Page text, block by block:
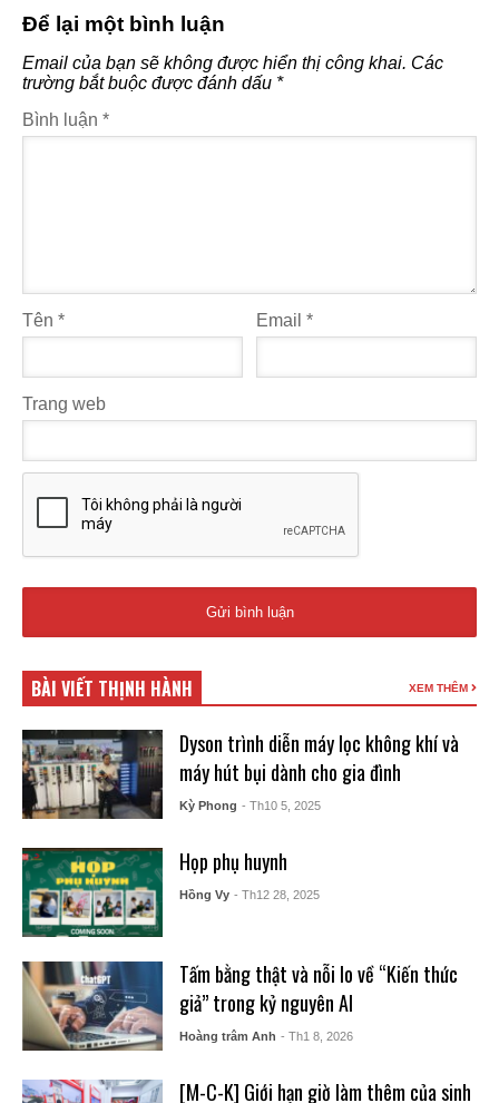
Để lại một bình luận
Email của bạn sẽ không được hiển thị công khai. Các
trường bắt buộc được đánh dấu *
Bình luận *
Tên * Email*
Trang web
BÀI VIẾT THỊNH HÀNH XEM THÊM
Dyson trình diễn máy lọc không khí và
máy hút bụi dành cho gia đình
Kỳ Phong - Th10 5, 2025
Họp phụ huynh
Hồng Vy - Th12 28, 2025
Tấm bằng thật và nỗi lo về “Kiến thức
giả” trong kỷ nguyên AI
Hoàng trâm Anh - Th1 8, 2026
[M-C-K] Giới hạn giờ làm thêm của sinh